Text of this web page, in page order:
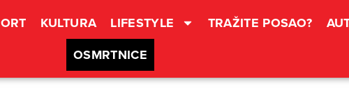
KULTURA LIFESTYLE TRAŽITE POSAO?
OSMRTNICE